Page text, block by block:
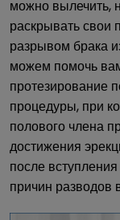
можно вылечить,
раскрывать свои
разрывом брака
можем помочь
протезирование
процедуры, при
полового члена
достижения
после
причин разводов